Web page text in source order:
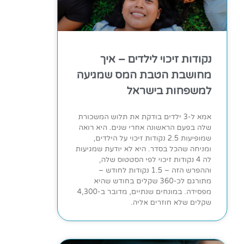
נקודות זיכוי לילדים – איך
מחושבת הטבת המס שמגיעה
למשפחות בישראל
אמא ל-3 ילדים בודקת את תלוש המשכורת
שלה בפעם הראשונה אחרי שנים. היא רואה
שמופיעות 2.5 נקודות זיכוי על הילדים,
ומניחה שהכל בסדר. היא לא יודעת שמגיעות
לה 4 נקודות זיכוי לפי הסטטוס שלה,
וההפרש הזה – 1.5 נקודות לחודש –
מתורגם לכ-360 שקלים בחודש שהיא
מפסידה. במונחים שנתיים, מדובר ב-4,300
שקלים שלא חוזרים אליה.